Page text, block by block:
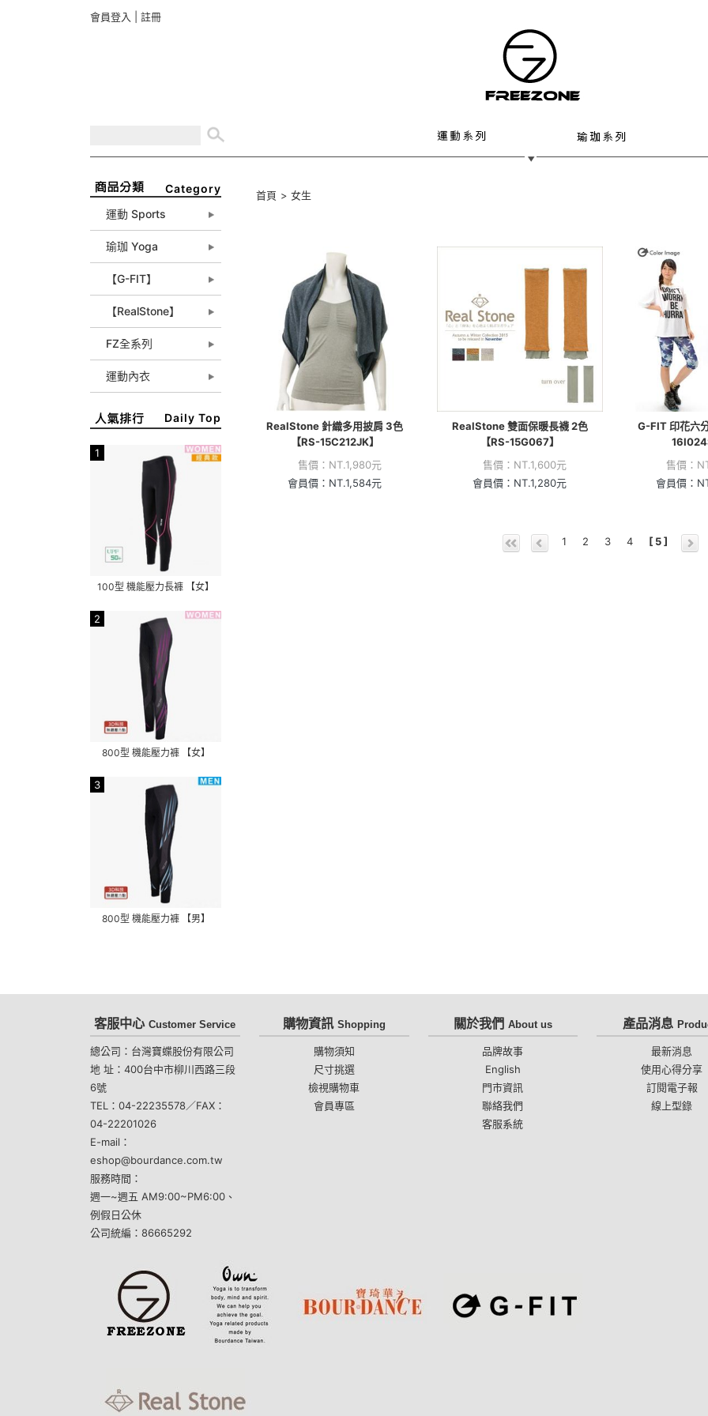
會員登入 註冊
Category
運動 Sports
瑜珈 Yoga
【G-FIT】
【RealStone】
FZ全系列
運動內衣
Daily Top
1
100型 機能壓力長褲 【女】
2
800型 機能壓力褲 【女】
3
800型 機能壓力褲 【男】
首頁 > 女生
RealStone 針織多用披肩 3色
【RS-15C212JK】
售價： NT.1,980元
會員價： NT.1,584元
RealStone 雙面保暖長襪 2色
【RS-15G067】
售價： NT.1,600元
會員價： NT.1,280元
G-FIT 印花六
售價：
會員價：
1 2 3 4 [ 5 ]
客服中心 Customer Service
總公司：台灣寶蝶股份有限公司
地 址：400台中市柳川西路三段
6號
TEL：04-22235578／FAX：
04-22201026
E-mail：
eshop@bourdance.com.tw
服務時間：
週一~週五 AM9:00~PM6:00、
例假日公休
公司統編：86665292
購物資訊 Shopping
購物須知
尺寸挑選
檢視購物車
會員專區
關於我們 About us
品牌故事
English
門市資訊
聯絡我們
客服系統
產品消息
最新消息
使用心得分享
訂閱電子報
線上型錄